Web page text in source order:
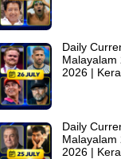
Daily
Malayalam
2026 |
Daily
Malayalam
2026 |